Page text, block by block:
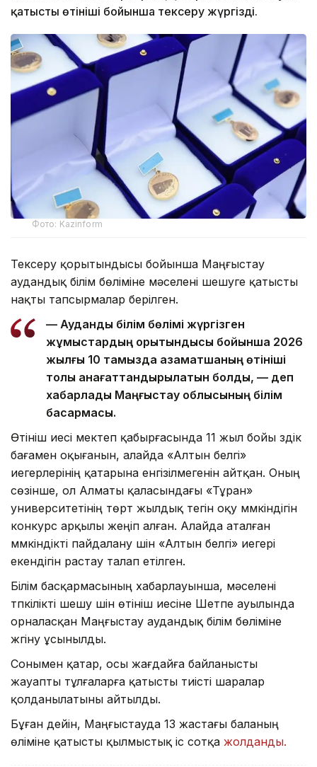
қатысты өтініші бойынша тексеру жүргізді.
Фото: Kazinform
Тексеру қорытындысы бойынша Маңғыстау
аудандық білім бөліміне мәселені шешуге қатысты
нақты тапсырмалар берілген.
— Аудандық білім бөлімі жүргізген
жұмыстардың қорытындысы бойынша 2026
жылғы 10 тамызда азаматшаның өтініші
толық қанағаттандырылатын болды, — деп
хабарлады Маңғыстау облысының білім
басқармасы.
Өтініш иесі мектеп қабырғасында 11 жыл бойы үздік
бағамен оқығанын, алайда «Алтын белгі»
иегерлерінің қатарына енгізілмегенін айтқан. Оның
сөзінше, ол Алматы қаласындағы «Тұран»
университетінің төрт жылдық тегін оқу мүмкіндігін
конкурс арқылы жеңіп алған. Алайда аталған
мүмкіндікті пайдалану үшін «Алтын белгі» иегері
екендігін растау талап етілген.
Білім басқармасының хабарлауынша, мәселені
түпкілікті шешу үшін өтініш иесіне Шетпе ауылында
орналасқан Маңғыстау аудандық білім бөліміне
жүгіну ұсынылды.
Сонымен қатар, осы жағдайға байланысты
жауапты тұлғаларға қатысты тиісті шаралар
қолданылатыны айтылды.
Бұған дейін, Маңғыстауда 13 жастағы баланың
өліміне қатысты қылмыстық іс сотқа жолданды.